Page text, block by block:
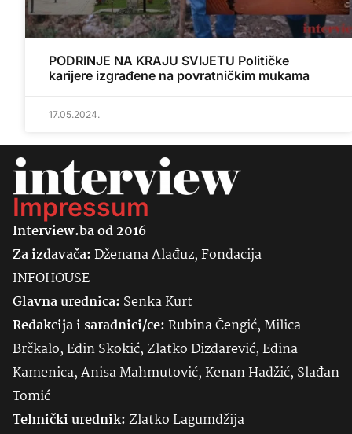
PODRINJE NA KRAJU SVIJETU Političke
karijere izgrađene na povratničkim mukama
17.05.2024.
Impressum
Interview.ba od 2016
Za izdavača:Dženana Alađuz, Fondacija
INFOHOUSE
Glavna urednica: SenkaKurt
Redakcija i saradnici/ce:Rubina Čengić, Milica
Brčkalo, Edin Skokić, Zlatko Dizdarević, Edina
Kamenica, Anisa Mahmutović, Kenan Hadžić, Slađan
Tomić
Tehnički urednik:Zlatko Lagumdžija